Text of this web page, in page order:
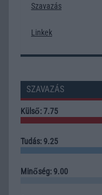
Szavazás
Linkek
SZAVAZÁS
Külső: 7.75
Tudás: 9.25
Minőség: 9.00